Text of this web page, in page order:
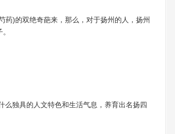
)的双绝奇葩来，那么，对于扬州的人，扬州
独具的人文特色和生活气息，养育出名扬四